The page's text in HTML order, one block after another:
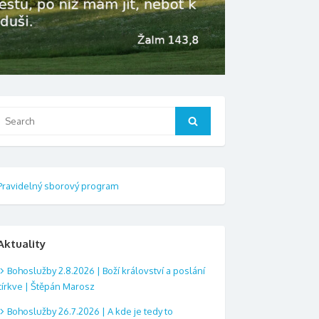
Search
sborový program
Bohoslužby 2.8.2026 | Boží království a poslání
| Štěpán Marosz
Bohoslužby 26.7.2026 | A kde je tedy to